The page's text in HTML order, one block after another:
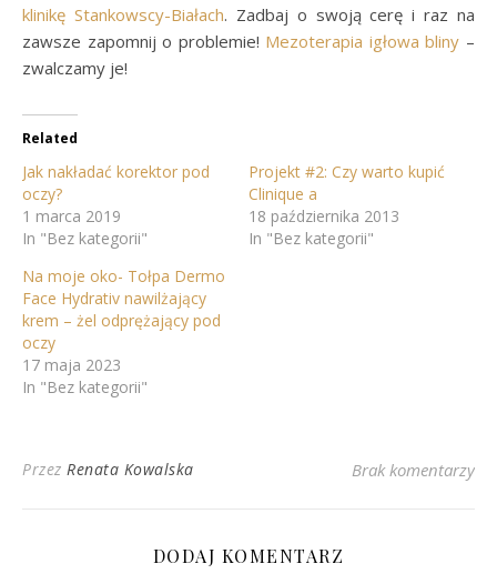
klinikę Stankowscy-Białach. Zadbaj o swoją cerę i raz na
zawsze zapomnij o problemie! Mezoterapia igłowa bliny –
zwalczamy je!
Related
Jak nakładać korektor pod
oczy?
1 marca 2019
In "Bez kategorii"
Projekt #2: Czy warto kupić
Clinique a
18 października 2013
In "Bez kategorii"
Na moje oko- Tołpa Dermo
Face Hydrativ nawilżający
krem – żel odprężający pod
oczy
17 maja 2023
In "Bez kategorii"
Przez Renata Kowalska Brak komentarzy
DODAJ KOMENTARZ